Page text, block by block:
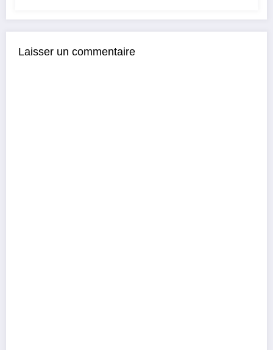
Laisser un commentaire